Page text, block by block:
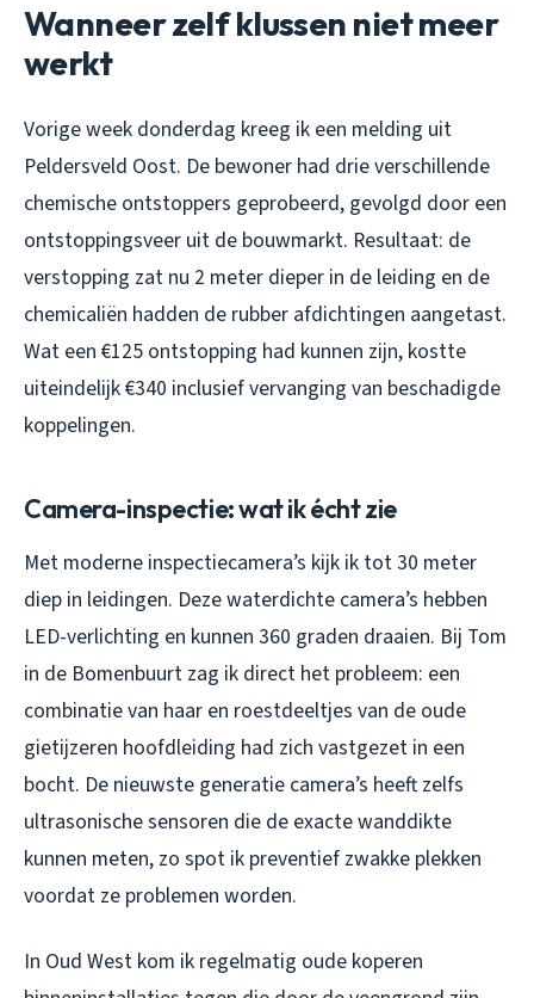
Wanneer zelf klussen niet meer
werkt
Vorige week donderdag kreeg ik een melding uit
Peldersveld Oost. De bewoner had drie verschillende
chemische ontstoppers geprobeerd, gevolgd door een
ontstoppingsveer uit de bouwmarkt. Resultaat: de
verstopping zat nu 2 meter dieper in de leiding en de
chemicaliën hadden de rubber afdichtingen aangetast.
Wat een €125 ontstopping had kunnen zijn, kostte
uiteindelijk €340 inclusief vervanging van beschadigde
koppelingen.
Camera-inspectie: wat ik écht zie
Met moderne inspectiecamera’s kijk ik tot 30 meter
diep in leidingen. Deze waterdichte camera’s hebben
LED-verlichting en kunnen 360 graden draaien. Bij Tom
in de Bomenbuurt zag ik direct het probleem: een
combinatie van haar en roestdeeltjes van de oude
gietijzeren hoofdleiding had zich vastgezet in een
bocht. De nieuwste generatie camera’s heeft zelfs
ultrasonische sensoren die de exacte wanddikte
kunnen meten, zo spot ik preventief zwakke plekken
voordat ze problemen worden.
In Oud West kom ik regelmatig oude koperen